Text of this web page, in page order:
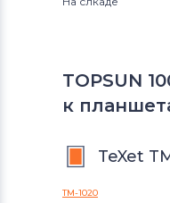
TOPSUN
к
TeXet
TM-1020